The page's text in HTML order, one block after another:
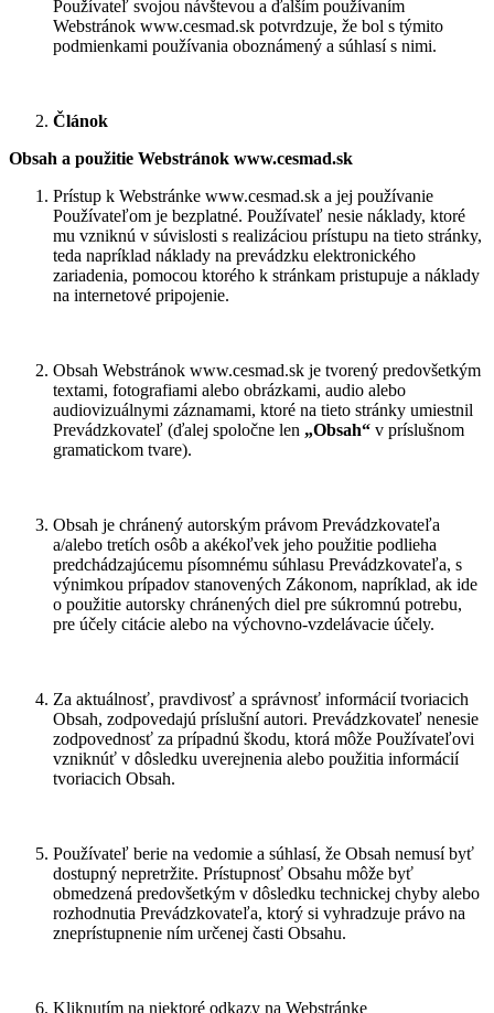
Používateľ svojou návštevou a ďalším používaním
Webstránok www.cesmad.sk potvrdzuje, že bol s týmito
podmienkami používania oboznámený a súhlasí s nimi.
Článok
Obsah a použitie Webstránok www.cesmad.sk
Prístup k Webstránke www.cesmad.sk a jej používanie
Používateľom je bezplatné. Používateľ nesie náklady, ktoré
mu vzniknú v súvislosti s realizáciou prístupu na tieto stránky,
teda napríklad náklady na prevádzku elektronického
zariadenia, pomocou ktorého k stránkam pristupuje a náklady
na internetové pripojenie.
Obsah Webstránok www.cesmad.sk je tvorený predovšetkým
textami, fotografiami alebo obrázkami, audio alebo
audiovizuálnymi záznamami, ktoré na tieto stránky umiestnil
Prevádzkovateľ (ďalej spoločne len „Obsah“ v príslušnom
gramatickom tvare).
Obsah je chránený autorským právom Prevádzkovateľa
a/alebo tretích osôb a akékoľvek jeho použitie podlieha
predchádzajúcemu písomnému súhlasu Prevádzkovateľa, s
výnimkou prípadov stanovených Zákonom, napríklad, ak ide
o použitie autorsky chránených diel pre súkromnú potrebu,
pre účely citácie alebo na výchovno-vzdelávacie účely.
Za aktuálnosť, pravdivosť a správnosť informácií tvoriacich
Obsah, zodpovedajú príslušní autori. Prevádzkovateľ nenesie
zodpovednosť za prípadnú škodu, ktorá môže Používateľovi
vzniknúť v dôsledku uverejnenia alebo použitia informácií
tvoriacich Obsah.
Používateľ berie na vedomie a súhlasí, že Obsah nemusí byť
dostupný nepretržite. Prístupnosť Obsahu môže byť
obmedzená predovšetkým v dôsledku technickej chyby alebo
rozhodnutia Prevádzkovateľa, ktorý si vyhradzuje právo na
zneprístupnenie ním určenej časti Obsahu.
Kliknutím na niektoré odkazy na Webstránke